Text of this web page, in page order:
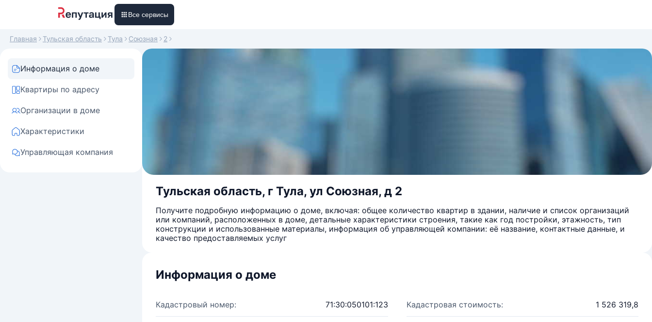
Все сервисы
Главная Тульская область Тула Союзная 2
Информация о доме
Квартиры по адресу
Организации в доме
Характеристики
Управляющая компания
Тульская область, г Тула, ул Союзная, д 2
Получите подробную информацию о доме, включая: общее количество квартир в здании, наличие и список организаций
или компаний, расположенных в доме, детальные характеристики строения, такие как год постройки, этажность, тип
конструкции и использованные материалы, информация об управляющей компании: её название, контактные данные, и
качество предоставляемых услуг
Информация о доме
Кадастровый номер: 71:30:050101:123 Кадастровая стоимость: 1 526 319,8